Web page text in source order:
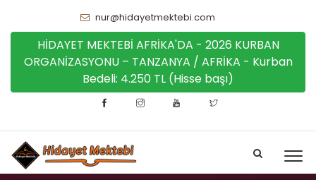
nur@hidayetmektebi.com
HİDAYET MEKTEBİ AFRİKA'DA - 2026 KURBAN
ORGANİZASYONU – TANZANYA / AFRİKA - Kurban
Bedeli: 4.250 TL (Hisse başı)